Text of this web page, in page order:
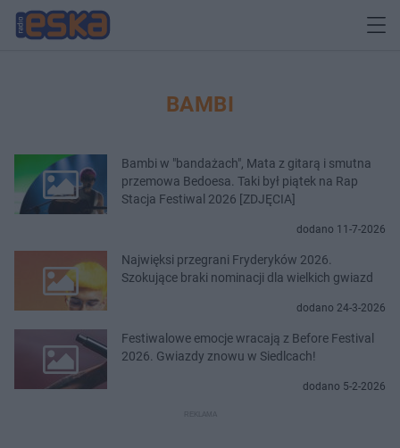
BAMBI
Bambi w "bandażach", Mata z gitarą i smutna
przemowa Bedoesa. Taki był piątek na Rap
Stacja Festiwal 2026 [ZDJĘCIA]
dodano 11-7-2026
Najwięksi przegrani Fryderyków 2026.
Szokujące braki nominacji dla wielkich gwiazd
dodano 24-3-2026
Festiwalowe emocje wracają z Before Festival
2026. Gwiazdy znowu w Siedlcach!
dodano 5-2-2026